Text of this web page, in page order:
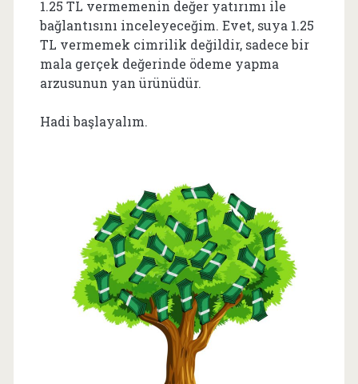
1.25 TL vermemenin değer yatırımı ile
bağlantısını inceleyeceğim. Evet, suya 1.25
TL vermemek cimrilik değildir, sadece bir
mala gerçek değerinde ödeme yapma
arzusunun yan ürünüdür.
Hadi başlayalım.